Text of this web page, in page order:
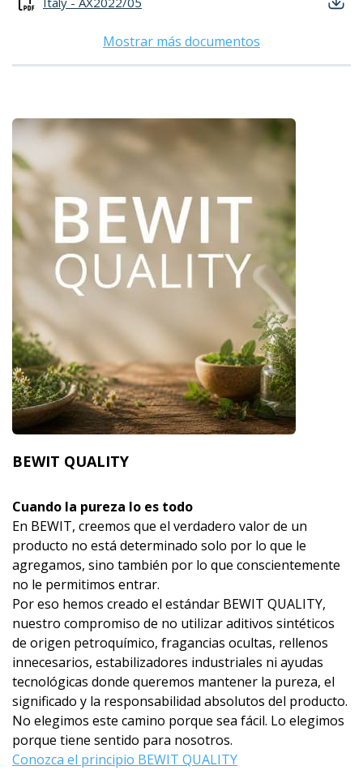
Mostrar más documentos
BEWIT QUALITY
Cuando la pureza lo es todo
En BEWIT, creemos que el verdadero valor de un
producto no está determinado solo por lo que le
agregamos, sino también por lo que conscientemente
no le permitimos entrar.
Por eso hemos creado el estándar BEWIT QUALITY,
nuestro compromiso de no utilizar aditivos sintéticos
de origen petroquímico, fragancias ocultas, rellenos
innecesarios, estabilizadores industriales ni ayudas
tecnológicas donde queremos mantener la pureza, el
significado y la responsabilidad absolutos del producto.
No elegimos este camino porque sea fácil. Lo elegimos
porque tiene sentido para nosotros.
Conozca el principio BEWIT QUALITY